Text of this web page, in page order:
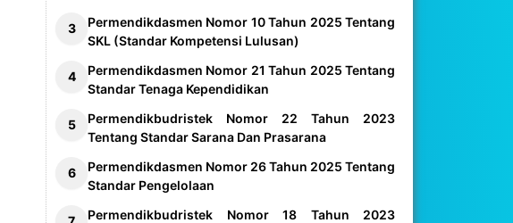
Permendikdasmen Nomor 10 Tahun 2025 Tentang
SKL (Standar Kompetensi Lulusan)
Permendikdasmen Nomor 21 Tahun 2025 Tentang
Standar Tenaga Kependidikan
Permendikbudristek Nomor 22 Tahun 2023
Tentang Standar Sarana Dan Prasarana
Permendikdasmen Nomor 26 Tahun 2025 Tentang
Standar Pengelolaan
Permendikbudristek Nomor 18 Tahun 2023